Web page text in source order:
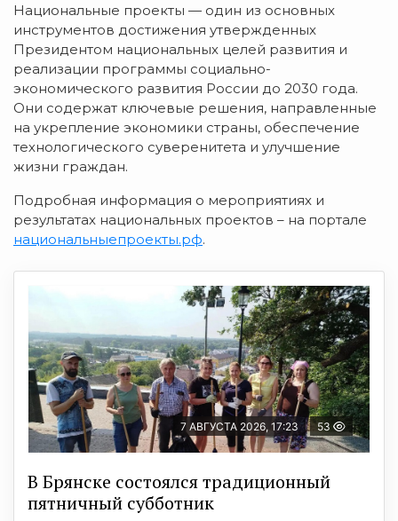
Национальные проекты — один из основных
инструментов достижения утвержденных
Президентом национальных целей развития и
реализации программы социально-
экономического развития России до 2030 года.
Они содержат ключевые решения, направленные
на укрепление экономики страны, обеспечение
технологического суверенитета и улучшение
жизни граждан.
Подробная информация о мероприятиях и
результатах национальных проектов – на портале
национальныепроекты.рф.
7 АВГУСТА 2026, 17:23 53
В Брянске состоялся традиционный
пятничный субботник